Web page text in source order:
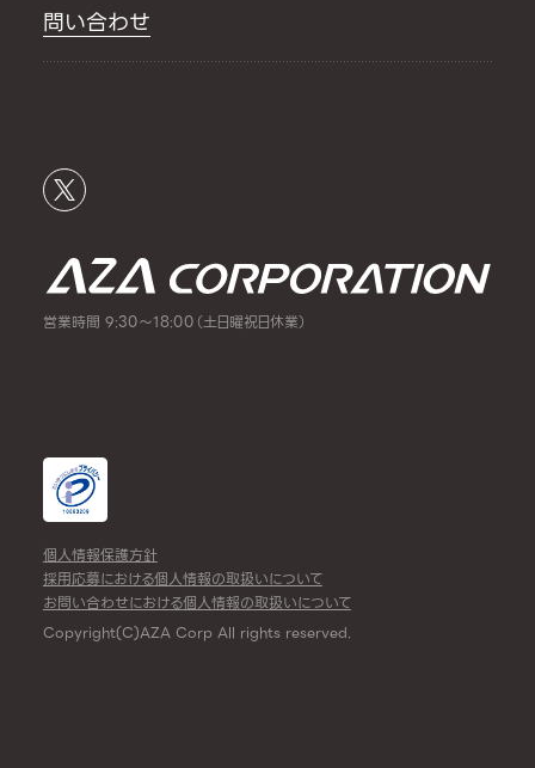
問い合わせ
営業時間 9:30～18:00（土日曜祝日休業）
個人情報保護方針
採用応募における個人情報の取扱いについて
お問い合わせにおける個人情報の取扱いについて
Copyright(C)AZA Corp All rights reserved.